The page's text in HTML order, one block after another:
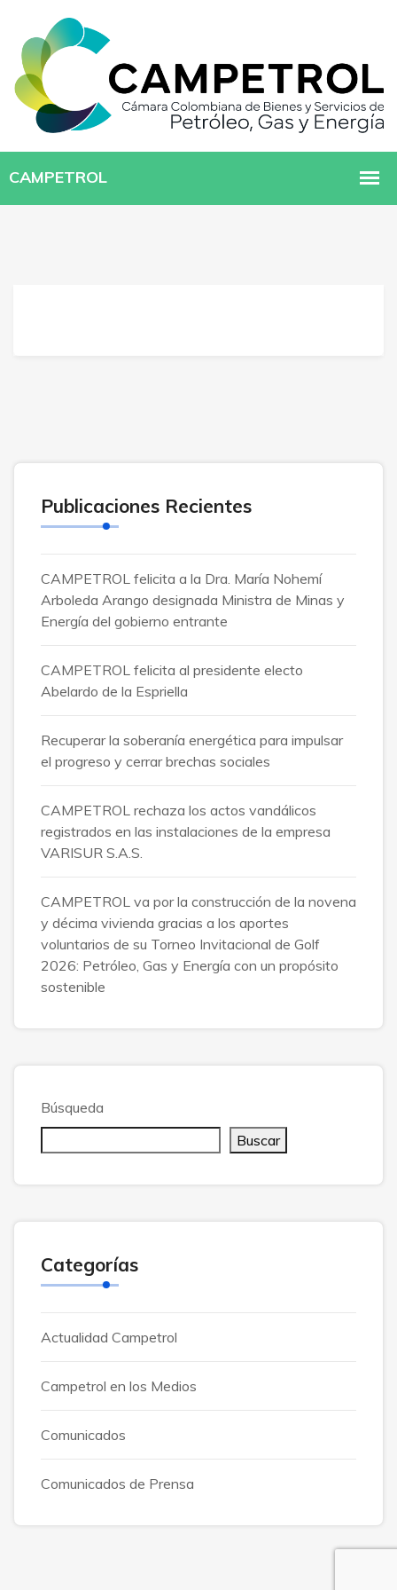
Publicaciones Recientes
CAMPETROL felicita a la Dra. María Nohemí
Arboleda Arango designada Ministra de Minas y
Energía del gobierno entrante
CAMPETROL felicita al presidente electo
Abelardo de la Espriella
Recuperar la soberanía energética para impulsar
el progreso y cerrar brechas sociales
CAMPETROL rechaza los actos vandálicos
registrados en las instalaciones de la empresa
VARISUR S.A.S.
CAMPETROL va por la construcción de la novena
y décima vivienda gracias a los aportes
voluntarios de su Torneo Invitacional de Golf
2026: Petróleo, Gas y Energía con un propósito
sostenible
Búsqueda
Buscar
Categorías
Actualidad Campetrol
Campetrol en los Medios
Comunicados
Comunicados de Prensa